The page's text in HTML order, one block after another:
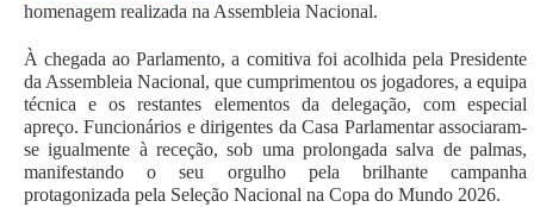
homenagem realizada na Assembleia Nacional.
À chegada ao Parlamento, a comitiva foi acolhida pela Presidente
da Assembleia Nacional, que cumprimentou os jogadores, a equipa
técnica e os restantes elementos da delegação, com especial
apreço. Funcionários e dirigentes da Casa Parlamentar associaram-
se igualmente à receção, sob uma prolongada salva de palmas,
manifestando o seu orgulho pela brilhante campanha
protagonizada pela Seleção Nacional na Copa do Mundo 2026.